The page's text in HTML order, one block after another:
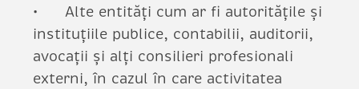
Alte entități cum ar fi autoritățile și
instituțiile publice, contabilii, auditorii,
avocații și alți consilieri profesionali
externi, în cazul în care activitatea